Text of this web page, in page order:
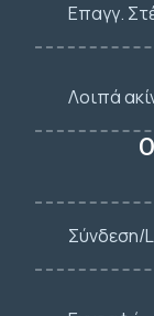
Επαγγ.
Λοιπά
Σύνδεση/